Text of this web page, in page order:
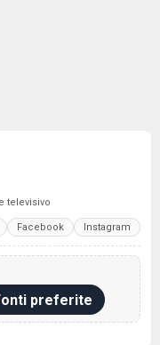
televisivo
Facebook Instagram
preferite